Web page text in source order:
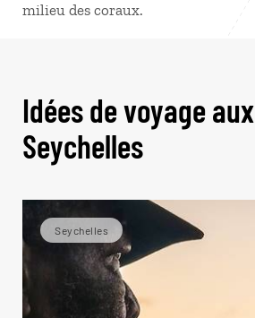
milieu des coraux.
Idées de voyage aux
Seychelles
Seychelles